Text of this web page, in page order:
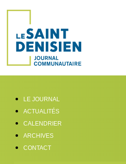
LE JOURNAL
ACTUALITÉS
CALENDRIER
ARCHIVES
CONTACT